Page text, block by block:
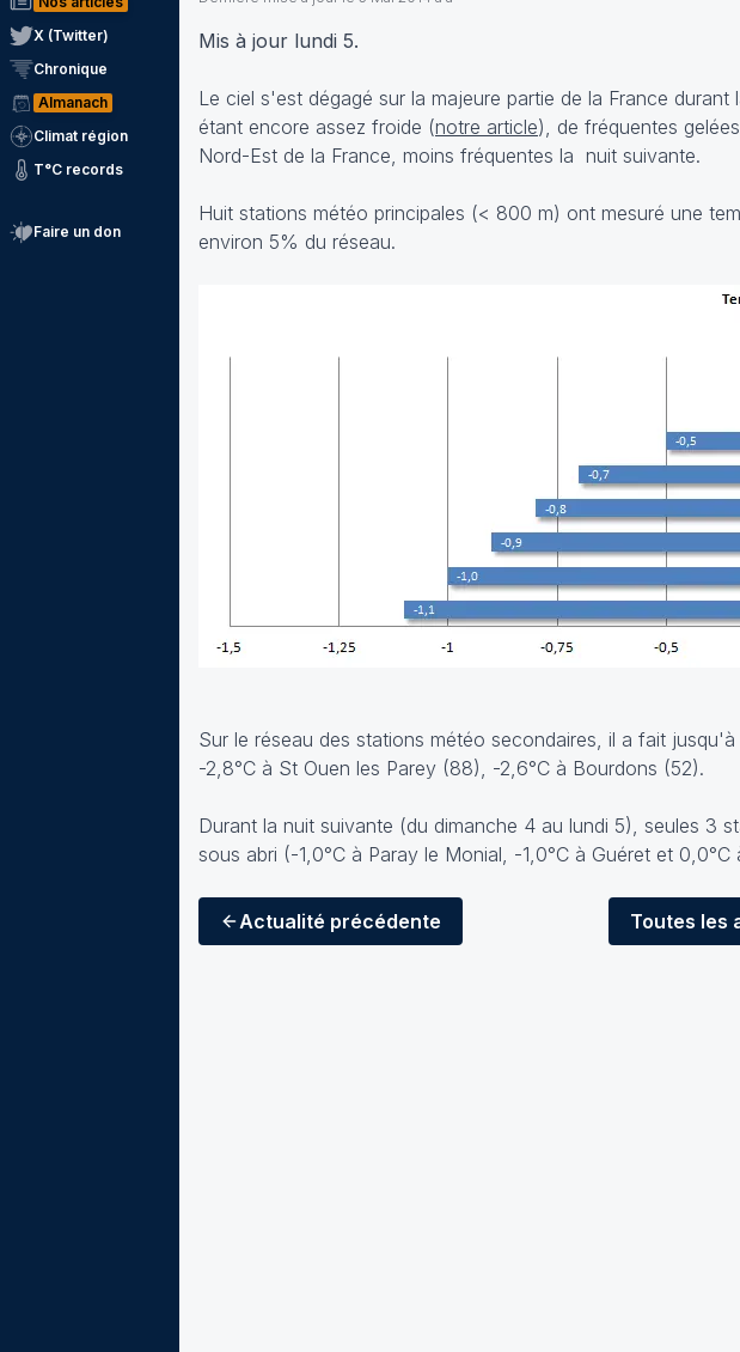
X (Twitter)
Chronique
Almanach
Climat région
T°C records
Faire un don
Mis à jour lundi 5.
Le ciel s'est dégagé sur la majeure partie de la France
étant encore assez froide (notre article), de fréquentes
Nord-Est de la France, moins fréquentes la nuit suivante.
Huit stations météo principales (< 800 m) ont mesuré une
environ 5% du réseau.
Sur le réseau des stations météo secondaires, il a fait
-2,8°C à St Ouen les Parey (88), -2,6°C à Bourdons (52).
Durant la nuit suivante (du dimanche 4 au lundi 5), seules 3
sous abri (-1,0°C à Paray le Monial, -1,0°C à Guéret et 0,0°C
Actualité précédente Toutes les